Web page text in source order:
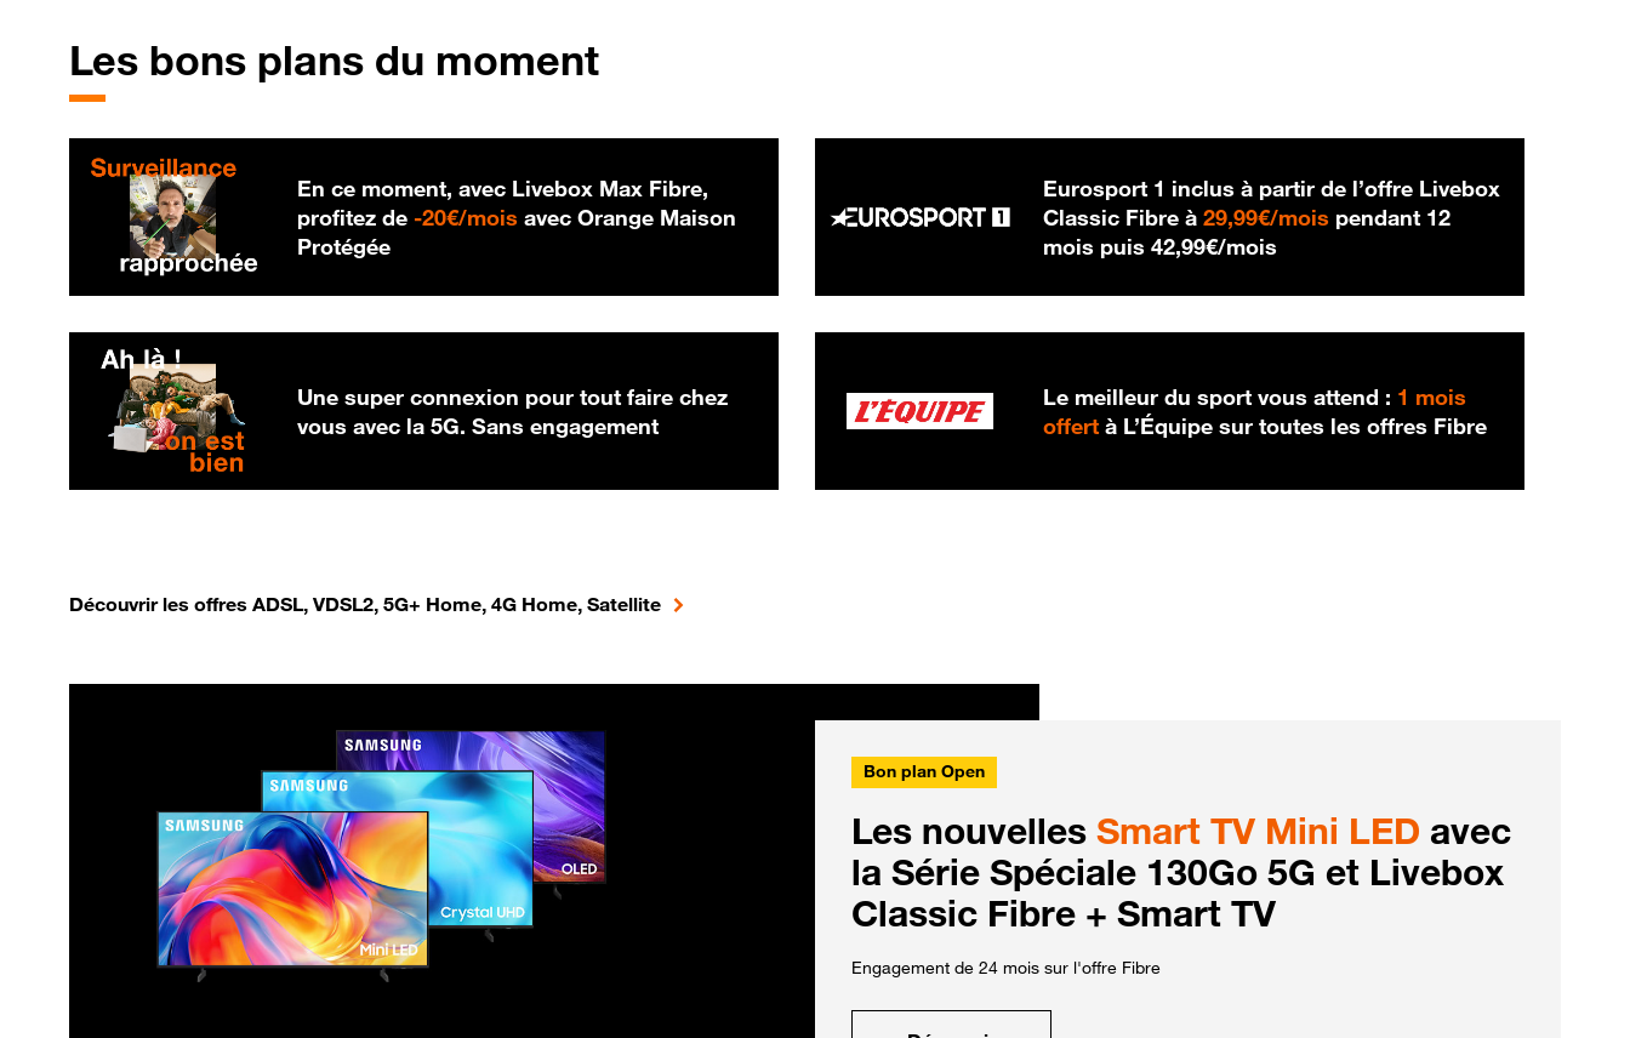
Les bons plans du moment
En ce moment, avec Livebox Max Fibre,
profitez de -20€/mois 20 € par mois
avec Orange Maison
Protégée
Eurosport 1 inclus à partir de l’offre Livebox
Classic Fibre à29,99€/mois 29,99 € par mois
pendant 12
mois puis42,99€/mois
Une super connexion pour tout faire chez
vous avec la 5G. Sans engagement
Le meilleur du sport vous attend : 1 mois
offert à L’Équipe sur toutes les offres Fibre
Découvrir les offres ADSL, VDSL2, 5G+ Home, 4G Home, Satellite
Bon plan Open
Les nouvelles Smart TV Mini LED avec
la Série Spéciale 130Go 5G et Livebox
Classic Fibre + Smart TV
Engagement de 24 mois sur l'offre Fibre